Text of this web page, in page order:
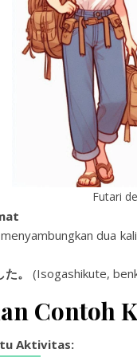
Futari
dua
。
(Isogashikute,
Contoh
Aktivitas: